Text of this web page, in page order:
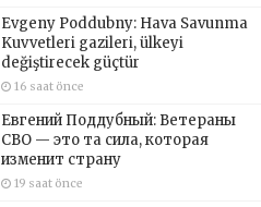
Evgeny Poddubny: Hava Savunma
Kuvvetleri gazileri, ülkeyi
değiştirecek güçtür
16 saat önce
Евгений Поддубный: Ветераны
СВО — это та сила, которая
изменит страну
19 saat önce